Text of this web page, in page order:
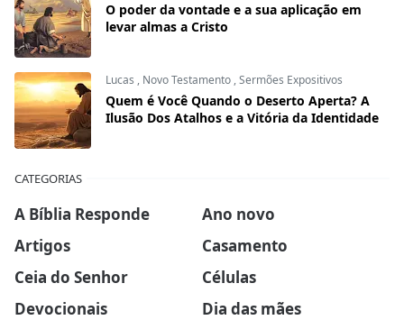
O poder da vontade e a sua aplicação em
levar almas a Cristo
Lucas , Novo Testamento ,Sermões Expositivos
Quem é Você Quando o Deserto Aperta? A
Ilusão Dos Atalhos e a Vitória da Identidade
CATEGORIAS
A Bíblia Responde
Ano novo
Artigos
Casamento
Ceia do Senhor
Células
Devocionais
Dia das mães